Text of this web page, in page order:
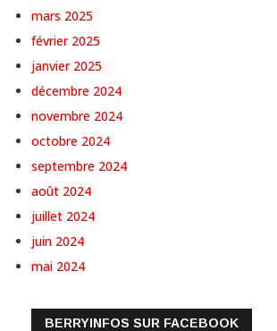
mars 2025
février 2025
janvier 2025
décembre 2024
novembre 2024
octobre 2024
septembre 2024
août 2024
juillet 2024
juin 2024
mai 2024
BERRYINFOS SUR FACEBOOK